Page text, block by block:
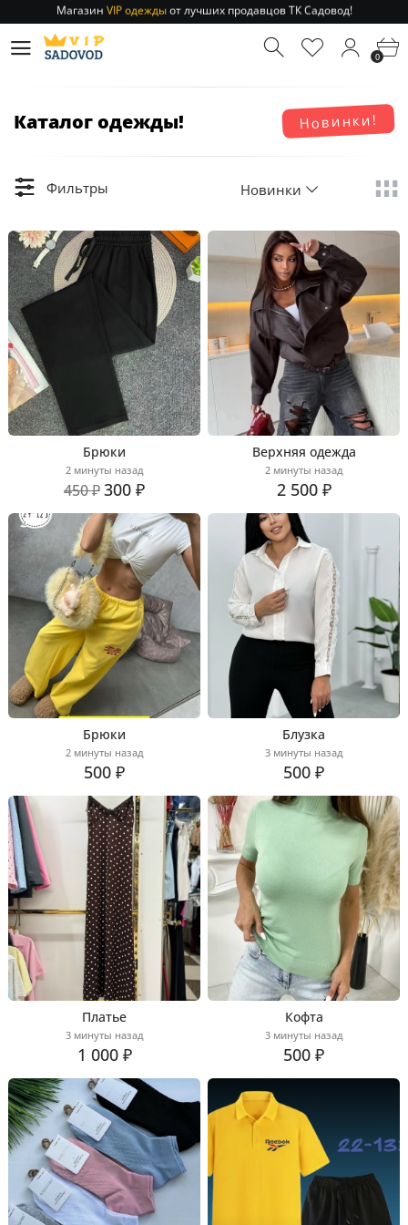
Отправление заказа 1-3 дняпо РФ и МСК!
Магазин
от лучших продавцов ТК Садовод!
0
Новинки!
Каталог одежды!
Фильтры Новинки
Брюки
2 минуты назад
450 ₽300 ₽
Верхняя одежда
2 минуты назад
2 500 ₽
Брюки
2 минуты назад
500 ₽
Блузка
3 минуты назад
500 ₽
Платье
3 минуты назад
1 000 ₽
Кофта
3 минуты назад
500 ₽